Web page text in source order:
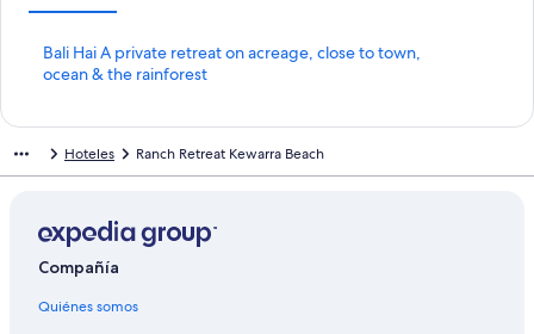
Bali Hai A private retreat on acreage, close to town,
ocean & the rainforest
E
n
e
p
r
a
a
r
Hoteles Ranch Retreat Kewarra Beach
Compañía
Quiénes somos